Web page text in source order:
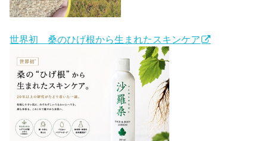
世界初 桑のひげ根から生まれたスキンケア